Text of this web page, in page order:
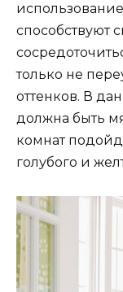
способствуют
только не
оттенков. В
должна быть
комнат
голубого и